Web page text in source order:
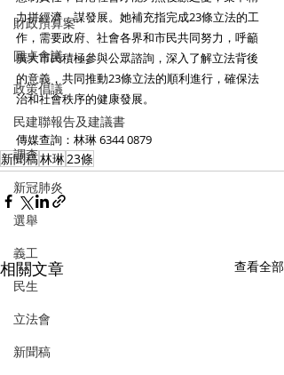
財政預算案
圓桌會議
政策倡議
民建聯報告及建議書
調查
新冠肺炎
選舉
義工
民生
立法會
新聞稿
力拼經濟、謀發展。她補充指完成23條立法的工
作，需要政府、社會各界和市民共同努力，呼籲
廣大市民積極參與公眾諮詢，深入了解立法背後
的意義，共同推動23條立法的順利進行，確保法
治和社會秩序的健康發展。
傳媒查詢：林琳 6344 0879
新聞稿林琳23條
相關文章 查看全部